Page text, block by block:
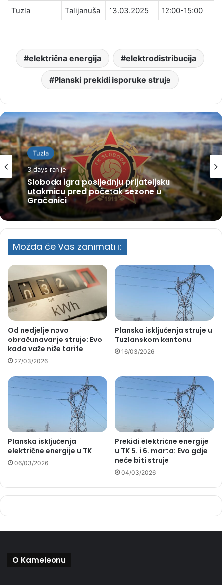
Tuzla Talijanuša 13.03.2025 12:00-15:00
električna energija elektrodistribucija
Planski prekidi isporuke struje
Tuzla
3 days ranije
Sloboda igra posljednju prijateljsku
utakmicu pred početak sezone u
Gračanici
Možda će Vas zanimati i:
Od nedjelje novo
obračunavanje struje: Evo
kada važe niže tarife
27/03/2026
Planska isključenja struje u
Tuzlanskom kantonu
16/03/2026
Planska isključenja
električne energije u TK
06/03/2026
Prekidi električne energije
u TK 5. i 6. marta: Evo gdje
neće biti struje
04/03/2026
O Kameleonu